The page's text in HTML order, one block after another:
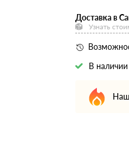
Доставка в
Узнать
В наличии